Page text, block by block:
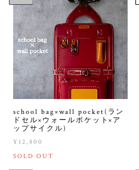
school bag×wall pocket(ラン
ドセル×ウォールポケット×ア
ップサイクル)
¥12,800
SOLD OUT